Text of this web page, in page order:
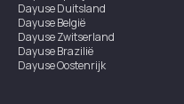
DayuseDuitsland
DayuseBelgië
DayuseZwitserland
DayuseBrazilië
DayuseOostenrijk